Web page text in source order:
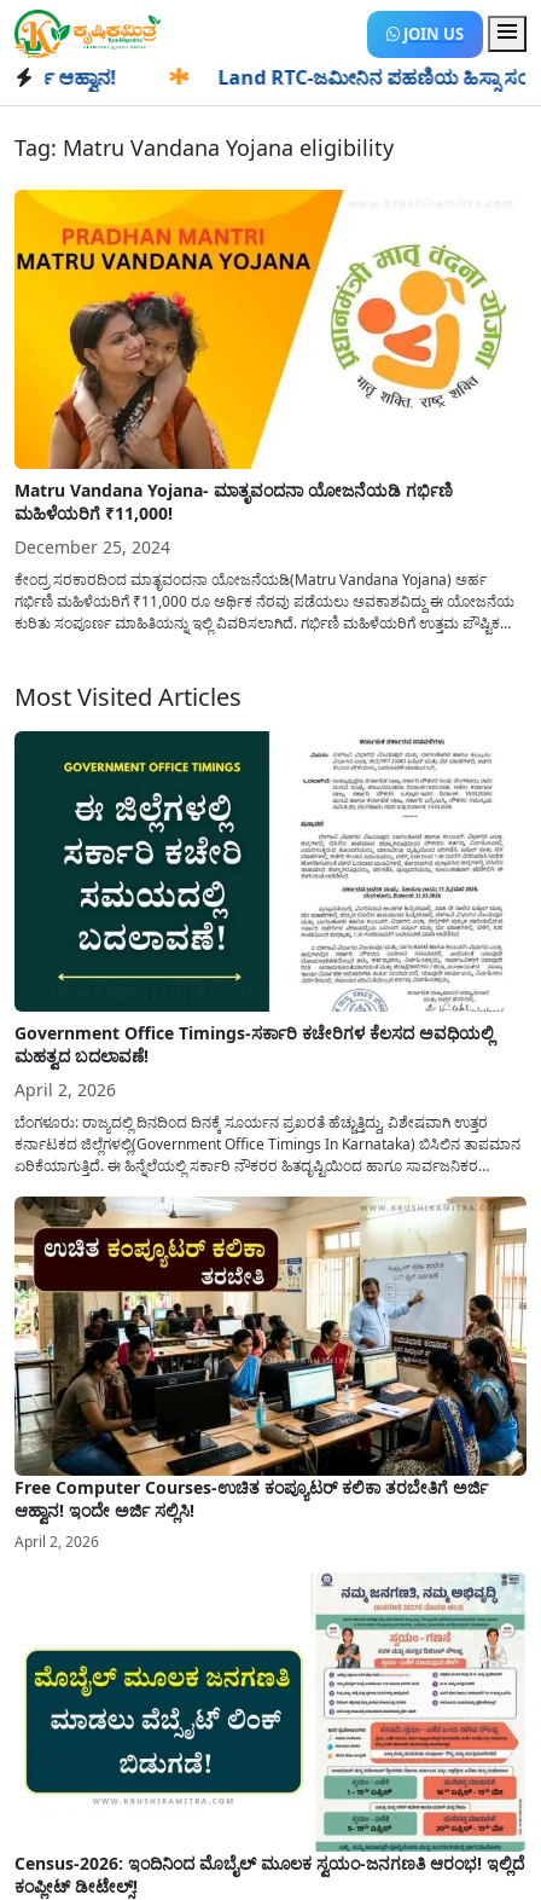
JOIN US
ಆಹ್ವಾನ! Land RTC-ಜಮೀನಿನ ಪಹಣಿಯ ಹಿಸ್ಸಾ ಸಂಖ್ಯೆ
Tag: Matru Vandana Yojana eligibility
Matru Vandana Yojana- ಮಾತೃವಂದನಾ ಯೋಜನೆಯಡಿ ಗರ್ಭಿಣಿ
ಮಹಿಳೆಯರಿಗೆ ₹11,000!
December 25, 2024
ಕೇಂದ್ರ ಸರಕಾರದಿಂದ ಮಾತೃವಂದನಾ ಯೋಜನೆಯಡಿ(Matru Vandana Yojana) ಅರ್ಹ
ಗರ್ಭಿಣಿ ಮಹಿಳೆಯರಿಗೆ ₹11,000 ರೂ ಅರ್ಥಿಕ ನೆರವು ಪಡೆಯಲು ಅವಕಾಶವಿದ್ದು ಈ ಯೋಜನೆಯ
ಕುರಿತು ಸಂಪೂರ್ಣ ಮಾಹಿತಿಯನ್ನು ಇಲ್ಲಿ ವಿವರಿಸಲಾಗಿದೆ. ಗರ್ಭಿಣಿ ಮಹಿಳೆಯರಿಗೆ ಉತ್ತಮ ಪೌಷ್ಟಿಕ
Most Visited Articles
Government Office Timings-ಸರ್ಕಾರಿ ಕಚೇರಿಗಳ ಕೆಲಸದ ಅವಧಿಯಲ್ಲಿ
ಮಹತ್ವದ ಬದಲಾವಣೆ!
April 2, 2026
ಬೆಂಗಳೂರು: ರಾಜ್ಯದಲ್ಲಿ ದಿನದಿಂದ ದಿನಕ್ಕೆ ಸೂರ್ಯನ ಪ್ರಖರತೆ ಹೆಚ್ಚುತ್ತಿದ್ದು, ವಿಶೇಷವಾಗಿ ಉತ್ತರ
ಕರ್ನಾಟಕದ ಜಿಲ್ಲೆಗಳಲ್ಲಿ(Government Office Timings In Karnataka) ಬಿಸಿಲಿನ ತಾಪಮಾನ
ಏರಿಕೆಯಾಗುತ್ತಿದೆ. ಈ ಹಿನ್ನೆಲೆಯಲ್ಲಿ ಸರ್ಕಾರಿ ನೌಕರರ ಹಿತದೃಷ್ಟಿಯಿಂದ ಹಾಗೂ ಸಾರ್ವಜನಿಕರ
ಮತ್ತು ಕಲ್ಯಾಣ ಕರ್ನಾಟಕದ ಒಟ್ಟು 9 ಜಿಲ್ಲೆಗಳಲ್ಲಿ ಏಪ್ರಿಲ್...
Free Computer Courses-ಉಚಿತ ಕಂಪ್ಯೂಟರ್ ಕಲಿಕಾ ತರಬೇತಿಗೆ ಅರ್ಜಿ
ಆಹ್ವಾನ! ಇಂದೇ ಅರ್ಜಿ ಸಲ್ಲಿಸಿ!
April 2, 2026
Census-2026: ಇಂದಿನಿಂದ ಮೊಬೈಲ್ ಮೂಲಕ ಸ್ವಯಂ-ಜನಗಣತಿ ಆರಂಭ! ಇಲ್ಲಿದೆ
ಕಂಪ್ಲೀಟ್ ಡೀಟೇಲ್ಸ್!